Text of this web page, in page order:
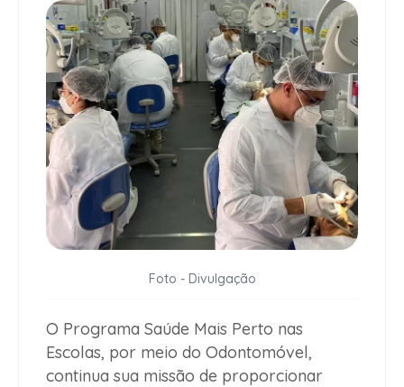
Foto - Divulgação
O Programa Saúde Mais Perto nas
Escolas, por meio do Odontomóvel,
continua sua missão de proporcionar